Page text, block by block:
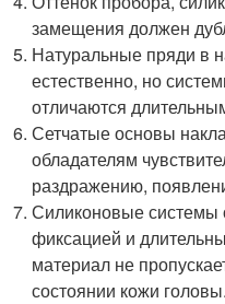
замещения должен
Натуральные пряди в
естественно, но
отличаются
Сетчатые основы
обладателям
раздражению,
Силиконовые системы
фиксацией и
материал не
состоянии кожи головы.